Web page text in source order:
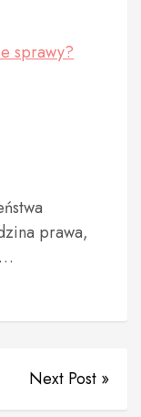
sprawy?
prawa,
Next Post »